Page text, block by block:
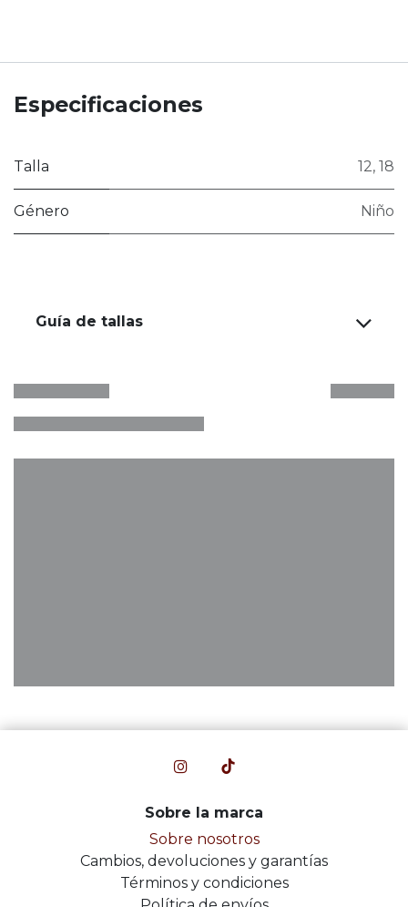
Especificaciones
Talla 12, 18
Género Niño
Guía de tallas
Sobre la marca
Sobre nosotros
Cambios, devoluciones y garantías
Términos y condiciones